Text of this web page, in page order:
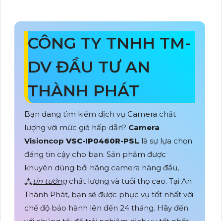
CÔNG TY TNHH TM-
DV ĐẦU TƯ AN
THÀNH PHÁT
Bạn đang tìm kiếm dịch vụ Camera chất
lượng với mức giá hấp dẫn? Camera
Visioncop VSC-IP0460R-PSL là sự lựa chọn
đáng tin cậy cho bạn. Sản phẩm được
khuyên dùng bởi hãng camera hàng đầu,
⁂tin tưởngchất lượng và tuổi thọ cao. Tại An
Thành Phát, bạn sẽ được phục vụ tốt nhất với
chế độ bảo hành lên đến 24 tháng. Hãy đến